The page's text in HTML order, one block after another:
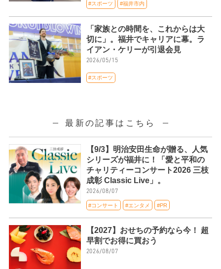
#スポーツ #福井市内
「家族との時間を、これからは大
切に」。福井でキャリアに幕。ラ
イアン・ケリーが引退会見
2026/05/15
#スポーツ
最新の記事はこちら
【9/3】明治安田生命が贈る、人気
シリーズが福井に！「愛と平和の
チャリティーコンサート2026 三枝
成彰 Classic Live」。
2026/08/07
#コンサート #エンタメ #PR
【2027】おせちの予約なら今！ 超
早割でお得に買おう
2026/08/07